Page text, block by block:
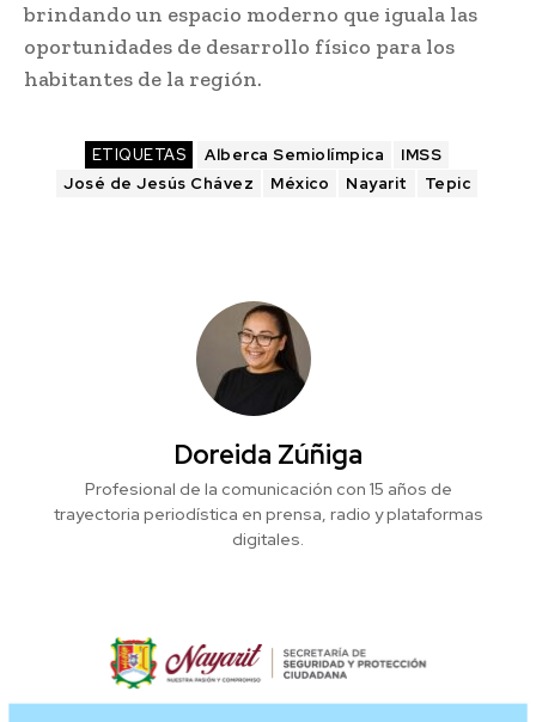
brindando un espacio moderno que iguala las
oportunidades de desarrollo físico para los
habitantes de la región.
ETIQUETAS Alberca Semiolímpica
IMSS
José de Jesús Chávez
México Nayarit Tepic
Doreida Zúñiga
Profesional de la comunicación con 15 años de
trayectoria periodística en prensa, radio y plataformas
digitales.